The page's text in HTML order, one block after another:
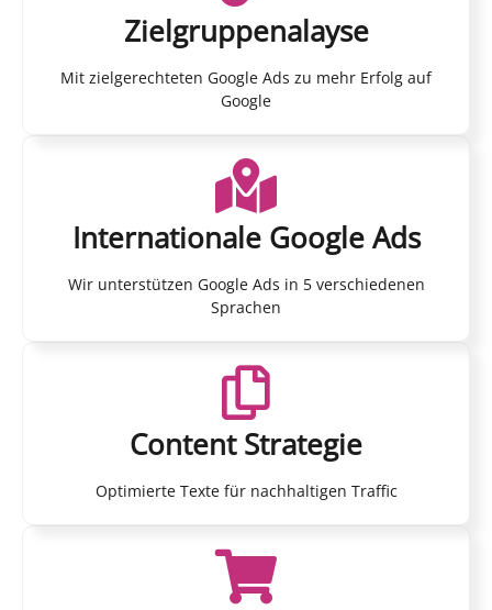
Zielgruppenalayse
Mit zielgerechteten Google Ads zu mehr Erfolg auf
Google
Internationale Google Ads
Wir unterstützen Google Ads in 5 verschiedenen
Sprachen
Content Strategie
Optimierte Texte für nachhaltigen Traffic